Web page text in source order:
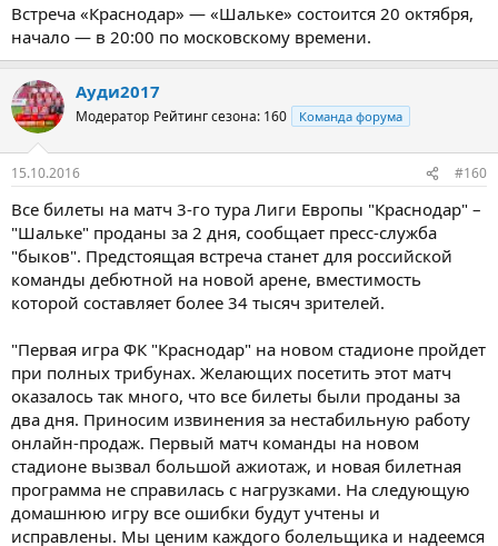
Встреча «Краснодар» — «Шальке» состоится 20 октября,
начало — в 20:00 по московскому времени.
Ауди2017
Модератор Рейтинг сезона: 160 Команда форума
15.10.2016 #160
Все билеты на матч 3-го тура Лиги Европы "Краснодар" –
"Шальке" проданы за 2 дня, сообщает пресс-служба
"быков". Предстоящая встреча станет для российской
команды дебютной на новой арене, вместимость
которой составляет более 34 тысяч зрителей.
"Первая игра ФК "Краснодар" на новом стадионе пройдет
при полных трибунах. Желающих посетить этот матч
оказалось так много, что все билеты были проданы за
два дня. Приносим извинения за нестабильную работу
онлайн-продаж. Первый матч команды на новом
стадионе вызвал большой ажиотаж, и новая билетная
программа не справилась с нагрузками. На следующую
домашнюю игру все ошибки будут учтены и
исправлены. Мы ценим каждого болельщика и надеемся